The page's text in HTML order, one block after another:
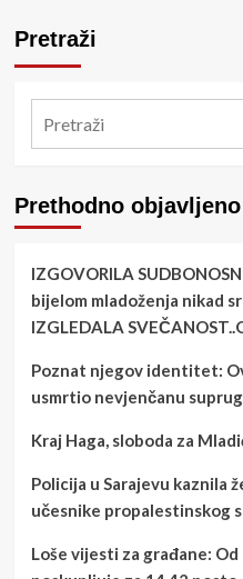
Pretraži
Prethodno objavljeno
IZGOVORILA
bijelom mladoženja nikad
IZGLEDALA
Poznat njegov identitet:
usmrtio nevjenčanu
Kraj Haga, sloboda za
Policija u Sarajevu kaznila
učesnike propalestinskog
Loše vijesti za građane: